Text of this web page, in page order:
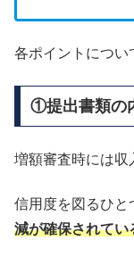
各ポイントについ
①提出書類の
増額審査時には収
信用度を図るひと
減が確保されてい